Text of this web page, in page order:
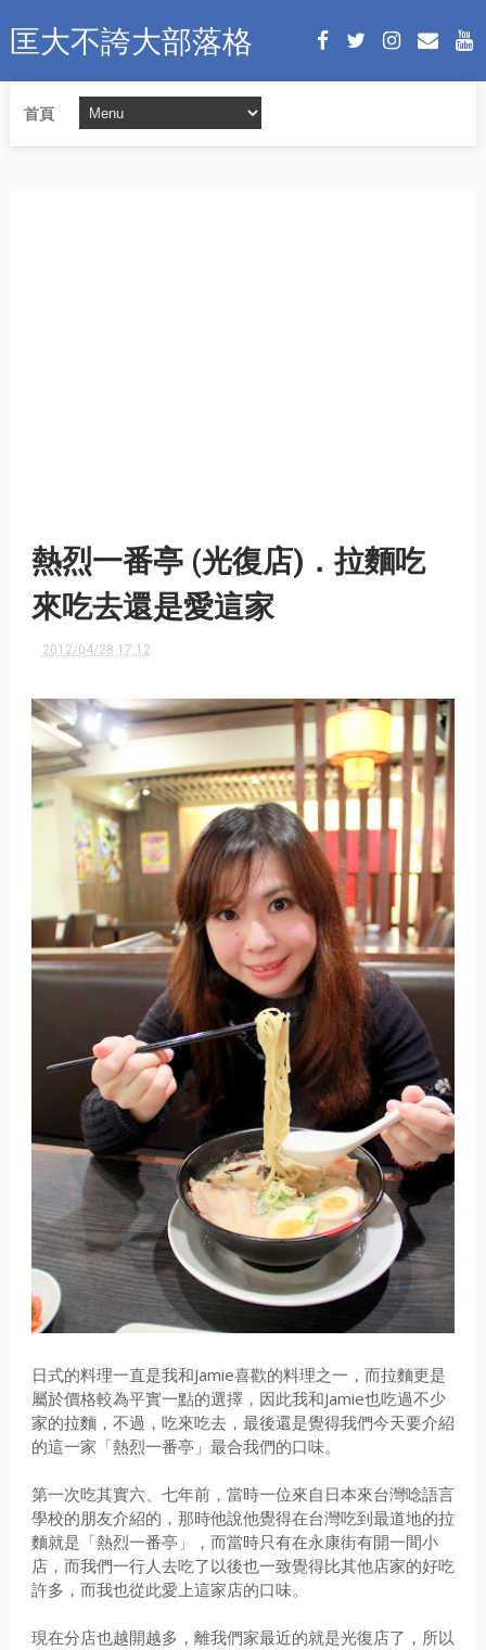
匡大不誇大部落格
首頁
熱烈一番亭 (光復店)．拉麵吃
來吃去還是愛這家
2012/04/28 17:12
日式的料理一直是我和Jamie喜歡的料理之一，而拉麵更是
屬於價格較為平實一點的選擇，因此我和Jamie也吃過不少
家的拉麵，不過，吃來吃去，最後還是覺得我們今天要介紹
的這一家「熱烈一番亭」最合我們的口味。
第一次吃其實六、七年前，當時一位來自日本來台灣唸語言
學校的朋友介紹的，那時他說他覺得在台灣吃到最道地的拉
麵就是「熱烈一番亭」，而當時只有在永康街有開一間小
店，而我們一行人去吃了以後也一致覺得比其他店家的好吃
許多，而我也從此愛上這家店的口味。
現在分店也越開越多，離我們家最近的就是光復店了，所以